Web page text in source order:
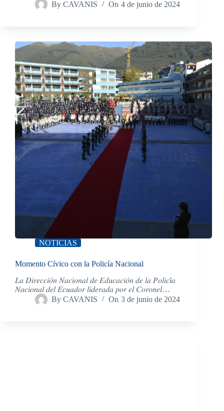
By CAVANIS On 4 de junio de 2024
NOTICIAS
Momento Cívico con la Policía Nacional
𝐿𝑎 𝐷𝑖𝑟𝑒𝑐𝑐𝑖𝑜́𝑛 𝑁𝑎𝑐𝑖𝑜𝑛𝑎𝑙 𝑑𝑒 𝐸𝑑𝑢𝑐𝑎𝑐𝑖𝑜́𝑛 𝑑𝑒 𝑙𝑎 𝑃𝑜𝑙𝑖𝑐𝑖́𝑎
𝑁𝑎𝑐𝑖𝑜𝑛𝑎𝑙 𝑑𝑒𝑙 𝐸𝑐𝑢𝑎𝑑𝑜𝑟 𝑙𝑖𝑑𝑒𝑟𝑎𝑑𝑎 𝑝𝑜𝑟 𝑒𝑙 𝐶𝑜𝑟𝑜𝑛𝑒𝑙…
By CAVANIS On 3 de junio de 2024